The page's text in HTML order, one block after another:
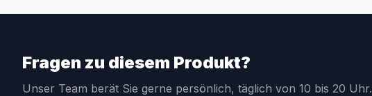
Fragen zu diesem Produkt?
Unser Team berät Sie gerne persönlich, täglich von 10 bis 20 Uhr.